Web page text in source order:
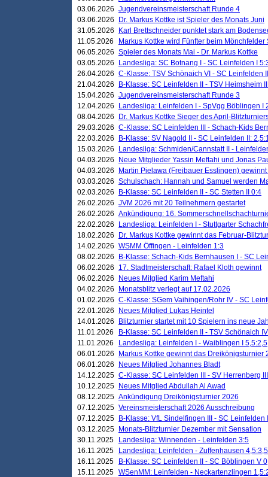
03.06.2026 Jugendvereinsmeisterschaft Runde 4
03.06.2026
Dr. Markus Kottke ist Spieler des Monats Juni
31.05.2026
Karl Brettschneider punktet stark am
11.05.2026
Markus Kottke wird Fünfter beim
06.05.2026 Spieler des Monats Mai - Dr. Markus Kottke
03.05.2026
Landesliga: SC Botnang I - SC Leinfelden I
26.04.2026 C-Klasse: TSV Schönaich VI - SC Leinfelden
21.04.2026
B-Klasse: SC Leinfelden II - TSV Heimsheim
15.04.2026 Jugendvereinsmeisterschaft Runde 3
12.04.2026
Landesliga: Leinfelden I - SpVgg Böblingen I
08.04.2026
Dr. Markus Kottke Sieger des April-
29.03.2026 C-Klasse: SC Leinfelden III - Schach-Kids
22.03.2026
B-Klasse: SV Nagold II - SC Leinfelden II:
15.03.2026
Landesliga: Schmiden/Cannstatt II -
04.03.2026
Neue Mitglieder Yassin Meftahi und Jonas
04.03.2026
Martin Pielawa (Freibauer Esslingen)
03.03.2026 Schulschach: Hannah und Samuel werden
02.03.2026
B-Klasse: SC Leinfelden II - SC Stetten II 0:4
26.02.2026 JVM 2026 mit 20 Teilnehmern gestartet
26.02.2026 Ankündigung: 16.
22.02.2026
Landesliga: Leinfelden I - Stuttgarter
18.02.2026
Dr. Markus Kottke gewinnt das Februar-
14.02.2026 WSMM Öffingen - Leinfelden 1:3
08.02.2026
B-Klasse: Schach-Kids Bernhausen I - SC
06.02.2026
17. Stadtmeisterschaft: Rafael Kloth gewinnt
06.02.2026
Neues Mitglied Karim Meftahi
04.02.2026
Monatsblitz verlegt auf 17.02.2026
01.02.2026 C-Klasse: SGem Vaihingen/Rohr IV - SC
22.01.2026
Neues Mitglied Lukas Heintel
14.01.2026
Blitzturnier startet mit 10 Spielern ins neue
11.01.2026
B-Klasse: SC Leinfelden II - TSV Schönaich
11.01.2026
Landesliga: Leinfelden I - Waiblingen I 5,5:2,5
06.01.2026
Markus Kottke gewinnt das Dreikönigsturnier
06.01.2026
Neues Mitglied Johannes Bladt
14.12.2025 C-Klasse: SC Leinfelden III - SV Herrenberg
10.12.2025
Neues Mitglied Abdullah Al Awad
08.12.2025 Ankündigung Dreikönigsturnier 2026
07.12.2025 Vereinsmeisterschaft 2026 Ausschreibung
07.12.2025
B-Klasse: VfL Sindelfingen III - SC Leinfelden
03.12.2025
Monats-Blitzturnier Dezember mit Sensation
30.11.2025
Landesliga: Winnenden - Leinfelden 3:5
16.11.2025
Landesliga: Leinfelden - Zuffenhausen 4,5:3,5
16.11.2025
B-Klasse: SC Leinfelden II - SC Böblingen V
15.11.2025 WSenMM: Leinfelden - Neckartenzlingen